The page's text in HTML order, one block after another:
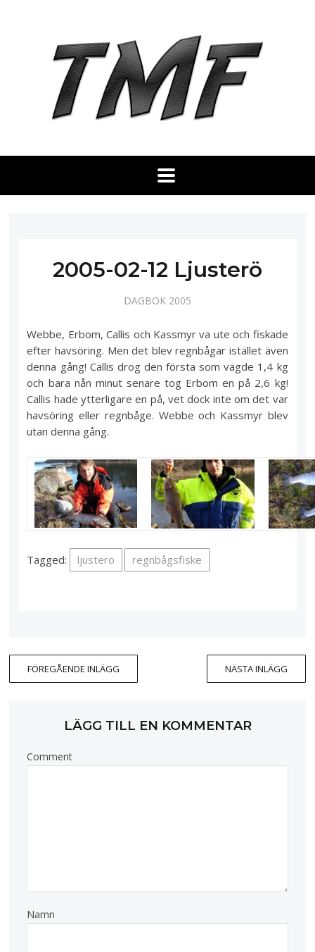
2005-02-12 Ljusterö
DAGBOK 2005
Webbe, Erbom, Callis och Kassmyr va ute och fiskade
efter havsöring. Men det blev regnbågar istället även
denna gång! Callis drog den första som vägde 1,4 kg
och bara nån minut senare tog Erbom en på 2,6 kg!
Callis hade ytterligare en på, vet dock inte om det var
havsöring eller regnbåge. Webbe och Kassmyr blev
utan denna gång.
Tagged: ljusterö regnbågsfiske
FÖREGÅENDE INLÄGG NÄSTA INLÄGG
LÄGG TILL EN KOMMENTAR
Comment
Namn